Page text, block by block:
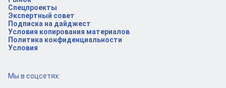
Спецпроекты
Экспертный совет
Подписка на дайджест
Условия копирования материалов
Политика конфиденциальности
Условия
Мы в соцсетях: